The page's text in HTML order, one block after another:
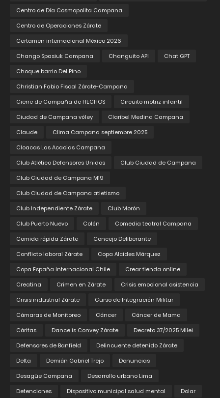
Centro de Día Cosmopolita Campana
Centro de Operaciones Zárate
Certamen internacional México 2026
Chango Spasiuk Campana
Changuito API
Chat GPT
Choque barrio Del Pino
Christian Fabio Fiscal Zárate-Campana
Cierre de Campaña de HECHOS
Circuito motriz infantil
Ciudad de Campana vóley
Claribel Medina Campana
Claude
Clima Campana septiembre 2025
Cloacas Las Acacias Campana
Club Atlético Defensores Unidos
Club Ciudad de Campana
Club Ciudad de Campana M19
Club Ciudad de Campana atletismo
Club Independiente Zárate
Club Morón
Club Puerto Nuevo
Colón
Comedia teatral Campana
Comida rápida Zárate
Concejo Deliberante
Conflicto laboral Zárate
Copa Alcides Márquez
Copa España Internacional Chile
Crear tienda online
Creatina
Crimen en Zárate
Crisis emocional asistencia
Crisis industrial Zárate
Curso de Integración Militar
Cámaras de Monitoreo
Cáncer
Cáncer de Mama
Cáritas
Dance is Convey Zárate
Decreto 37/2025 Milei
Defensores de Banfield
Delincuente detenido Zárate
Delta
Demián Gabriel Trejo
Denuncias
Desagüe Campana
Desarrollo urbano Lima
Detenciones
Dispositivo municipal salud mental
Dolar